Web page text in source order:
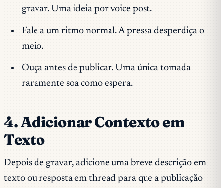
gravar. Uma ideia por voice post.
Fale a um ritmo normal. A pressa desperdiça o
meio.
Ouça antes de publicar. Uma única tomada
raramente soa como espera.
4. Adicionar Contexto em
Texto
Depois de gravar, adicione uma breve descrição em
texto ou resposta em thread para que a publicação